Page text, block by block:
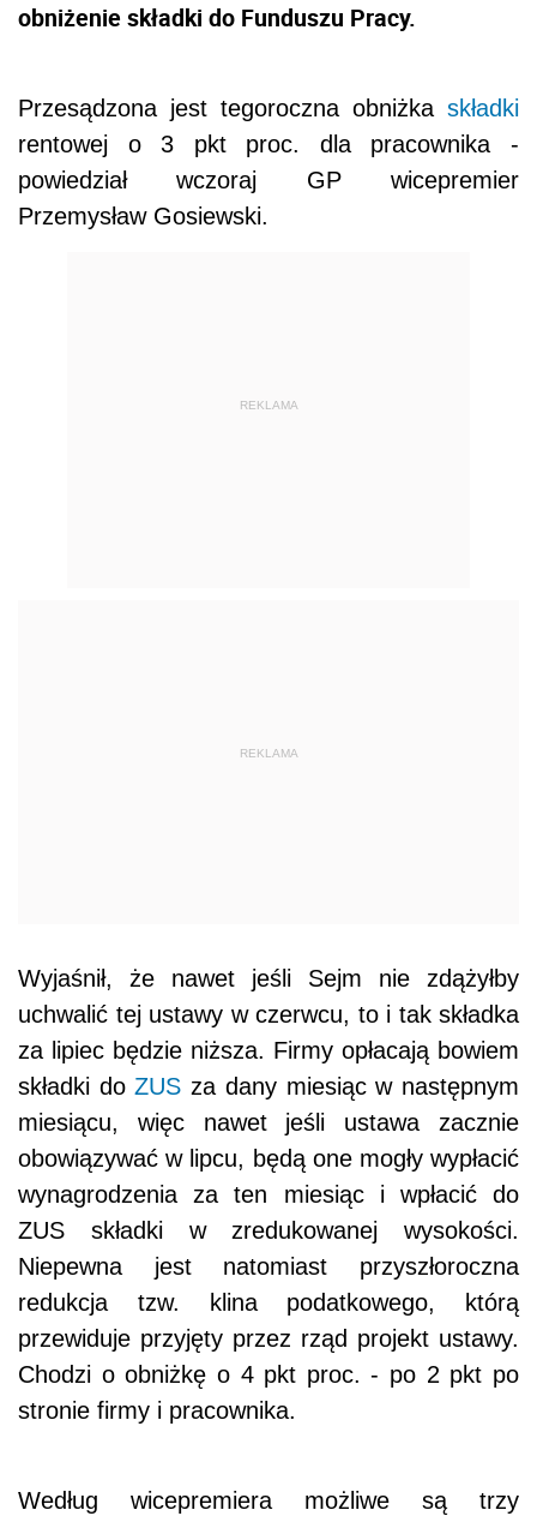
obniżenie składki do Funduszu Pracy.
Przesądzona jest tegoroczna obniżka składki
rentowej o 3 pkt proc. dla pracownika -
powiedział wczoraj GP wicepremier
Przemysław Gosiewski.
REKLAMA
REKLAMA
Wyjaśnił, że nawet jeśli Sejm nie zdążyłby
uchwalić tej ustawy w czerwcu, to i tak składka
za lipiec będzie niższa. Firmy opłacają bowiem
składki doZUS za dany miesiąc w następnym
miesiącu, więc nawet jeśli ustawa zacznie
obowiązywać w lipcu, będą one mogły wypłacić
wynagrodzenia za ten miesiąc i wpłacić do
ZUS składki w zredukowanej wysokości.
Niepewna jest natomiast przyszłoroczna
redukcja tzw. klina podatkowego, którą
przewiduje przyjęty przez rząd projekt ustawy.
Chodzi o obniżkę o 4 pkt proc. - po 2 pkt po
stronie firmy i pracownika.
Według wicepremiera możliwe są trzy